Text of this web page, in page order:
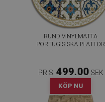
RUND VINYLMATTA
PORTUGISISKA PLATTOR
PRIS: 499.00 SEK
KÖP NU